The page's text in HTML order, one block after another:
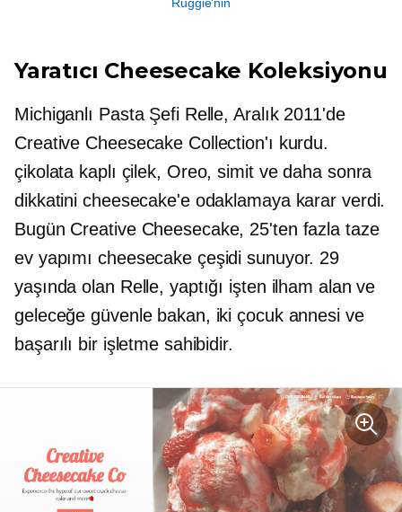
Yaratıcı Cheesecake Koleksiyonu
Michiganlı Pasta Şefi Relle, Aralık 2011'de
Creative Cheesecake Collection'ı kurdu.
çikolata kaplı çilek, Oreo, simit ve daha sonra
dikkatini cheesecake'e odaklamaya karar verdi.
Bugün Creative Cheesecake, 25'ten fazla taze
ev yapımı cheesecake çeşidi sunuyor. 29
yaşında olan Relle, yaptığı işten ilham alan ve
geleceğe güvenle bakan, iki çocuk annesi ve
başarılı bir işletme sahibidir.